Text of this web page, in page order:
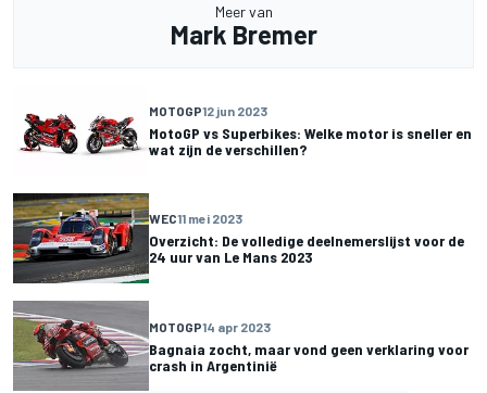
Meer van
Mark Bremer
MOTOGP12 jun 2023
MotoGP vs Superbikes: Welke motor is sneller en
wat zijn de verschillen?
WEC11 mei 2023
Overzicht: De volledige deelnemerslijst voor de
24 uur van Le Mans 2023
MOTOGP14 apr 2023
Bagnaia zocht, maar vond geen verklaring voor
crash in Argentinië